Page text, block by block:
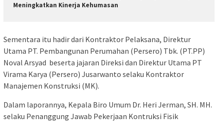
Meningkatkan Kinerja Kehumasan
Sementara itu hadir dari Kontraktor Pelaksana, Direktur
Utama PT. Pembangunan Perumahan (Persero) Tbk. (PT.PP)
Noval Arsyad beserta jajaran Direksi dan Direktur Utama PT
Virama Karya (Persero) Jusarwanto selaku Kontraktor
Manajemen Konstruksi (MK).
Dalam laporannya, Kepala Biro Umum Dr. Heri Jerman, SH. MH.
selaku Penanggung Jawab Pekerjaan Kontruksi Fisik